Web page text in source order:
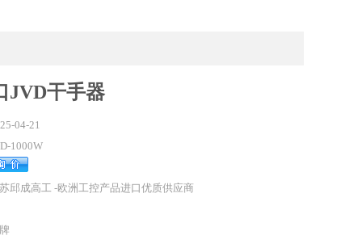
JVD干手器
04-21
1000W
邱成高工 -欧洲工控产品进口优质供应商